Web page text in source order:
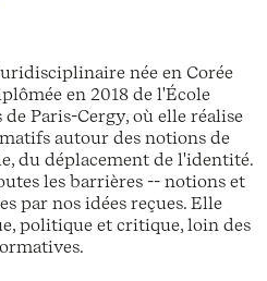
née en Corée
en 2018 de l'École
Paris-Cergy, où elle réalise
autour des notions de
du déplacement de l'identité.
les barrières -- notions et
par nos idées reçues. Elle
politique et critique, loin des